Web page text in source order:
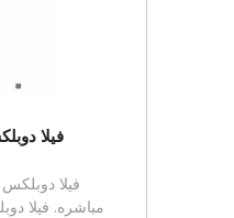
فيلا
مباشره. فيلا